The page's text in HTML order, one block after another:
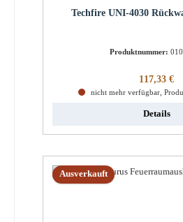
Techfire UNI-4030
Produktnummer:
Regulärer
117,33 €
nicht mehr verfügbar,
Details
Ausverkauft